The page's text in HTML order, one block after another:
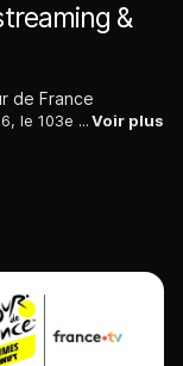
&
de France
Du samedi 2 juillet au dimanche 24 juillet 2016, le 103e Tour de France comprendra 21 étapes pour une distance de 3 519 kilomètres.Voir plus